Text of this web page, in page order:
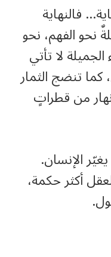
فالنهاية
نحو الفهم، نحو
لا تأتي
تنضج الثمار
من قطراتٍ
الإنسان.
أكثر حكمة،